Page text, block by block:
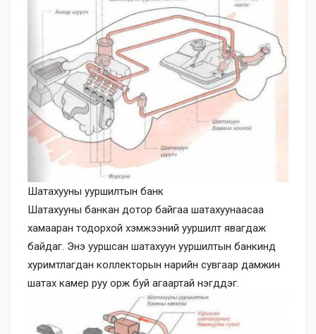
Шатахууны ууршилтын банк
Шатахууны банкан дотор байгаа шатахуунаасаа
хамааран тодорхой хэмжээний ууршилт явагдаж
байдаг. Энэ ууршсан шатахуун ууршилтын банкинд
хуримтлагдан коллекторын нарийн сувгаар дамжин
шатах камер руу орж буй агаартай нэгддэг.